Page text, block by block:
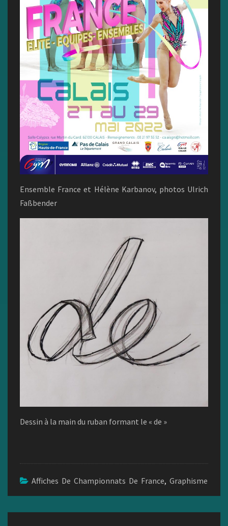
Ensemble France et Hélène Karbanov, photos Ulrich
Faßbender
Dessin à la main du ruban formant le « de »
Affiches De Championnats De France, Graphisme